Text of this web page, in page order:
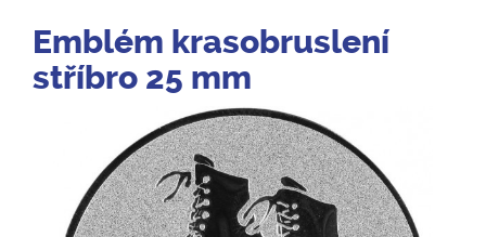
Emblém krasobruslení
stříbro 25 mm